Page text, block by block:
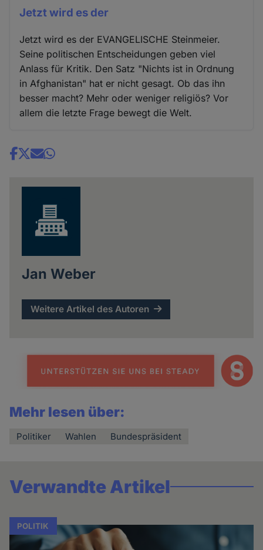
Jetzt wird es der
Jetzt wird es der EVANGELISCHE Steinmeier.
Seine politischen Entscheidungen geben viel
Anlass für Kritik. Den Satz "Nichts ist in Ordnung
in Afghanistan" hat er nicht gesagt. Ob das ihn
besser macht? Mehr oder weniger religiös? Vor
allem die letzte Frage bewegt die Welt.
Share
Jan Weber
Weitere Artikel des Autoren
Mehr lesen über:
Politiker Wahlen Bundespräsident
Verwandte Artikel
POLITIK